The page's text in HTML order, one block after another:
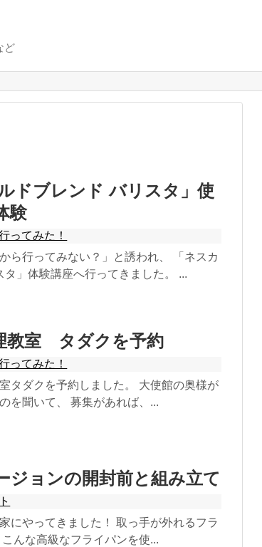
ど
ドブレンド バリスタ」使
験
ってみた！
ら行ってみない？」と誘われ、 「ネスカ
」体験講座へ行ってきました。 ...
教室 タダクを予約
ってみた！
タダクを予約しました。 大使館の奥様が
を聞いて、 募集があれば、...
ジョンの開封前と組み立て
にやってきました！ 取っ手が外れるフラ
んな高級なフライパンを使...